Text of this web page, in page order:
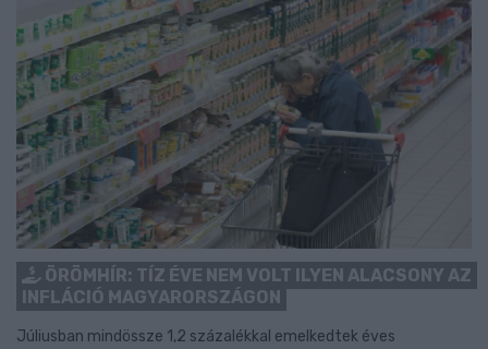
ÖRÖMHÍR: TÍZ ÉVE NEM VOLT ILYEN ALACSONY AZ
INFLÁCIÓ MAGYARORSZÁGON
Júliusban mindössze 1,2 százalékkal emelkedtek éves